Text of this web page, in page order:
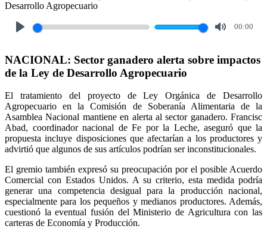
00:00
NACIONAL: Sector ganadero alerta sobre impactos
de la Ley de Desarrollo Agropecuario
El tratamiento del proyecto de Ley Orgánica de Desarrollo
Agropecuario en la Comisión de Soberanía Alimentaria de la
Asamblea Nacional mantiene en alerta al sector ganadero. Francisc
Abad, coordinador nacional de Fe por la Leche, aseguró que la
propuesta incluye disposiciones que afectarían a los productores y
advirtió que algunos de sus artículos podrían ser inconstitucionales.
El gremio también expresó su preocupación por el posible Acuerdo
Comercial con Estados Unidos. A su criterio, esta medida podría
generar una competencia desigual para la producción nacional,
especialmente para los pequeños y medianos productores. Además,
cuestionó la eventual fusión del Ministerio de Agricultura con las
carteras de Economía y Producción.